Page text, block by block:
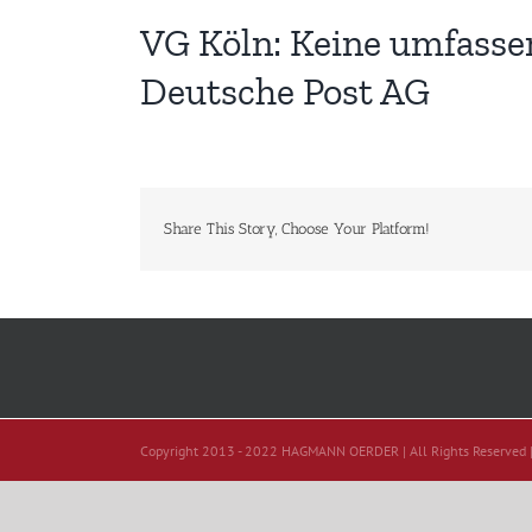
VG Köln: Keine
Deutsche Post AG
Share This Story, Choose Your Platform!
Copyright 2013 - 2022 HAGMANN OERDER | All Rights Reserved |